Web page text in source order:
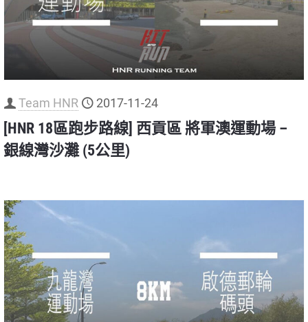
Team HNR 2017-11-24
[HNR 18區跑步路線] 西貢區 將軍澳運動場 –
銀線灣沙灘 (5公里)